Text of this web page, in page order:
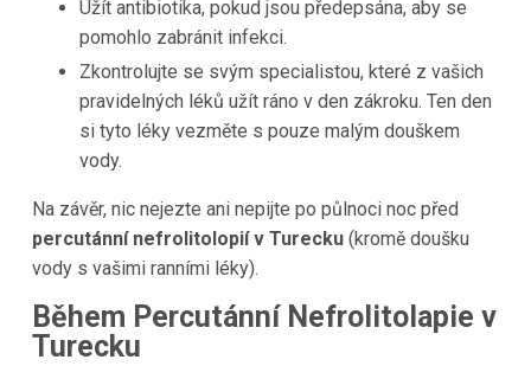
Užít antibiotika, pokud jsou předepsána, aby se
pomohlo zabránit infekci.
Zkontrolujte se svým specialistou, které z vašich
pravidelných léků užít ráno v den zákroku. Ten den
si tyto léky vezměte s pouze malým douškem
vody.
Na závěr, nic nejezte ani nepijte po půlnoci noc před
percutánní nefrolitolopií v Turecku(kromě doušku
vody s vašimi ranními léky).
Během Percutánní Nefrolitolapie v
Turecku